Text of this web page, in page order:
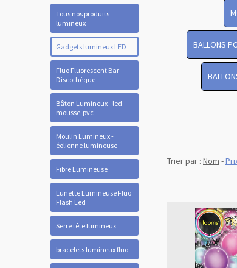
Tous nos produits
lumineux
Gadgets lumineux LED
Fluo Fluorescent Bar
Discothèque
Bâton Lumineux - led -
mousse-pvc
Moulin Lumineux -
éolienne lumineuse
Fibre Lumineuse
Lunette Lumineuse Fluo
Flash Led
Serre tête lumineux
bracelets lumineux fluo
BALLONS
Trier par : Nom -